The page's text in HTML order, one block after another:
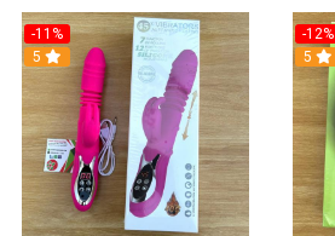
-11%
5
-12%
5